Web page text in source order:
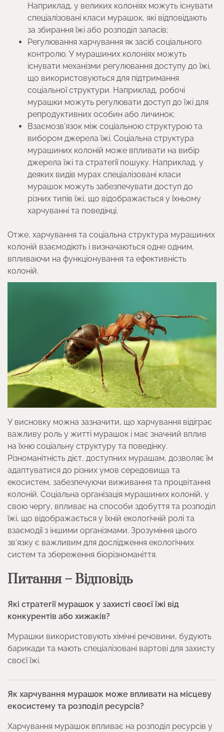
Наприклад, у великих колоніях можуть існувати
спеціалізовані класи мурашок, які відповідають
за збирання їжі або розподіл запасів;
Регулювання харчування як засіб соціального
контролю. У мурашиних колоніях можуть
існувати механізми регулювання доступу до їжі,
що використовуються для підтримання
соціальної структури. Наприклад, робочі
мурашки можуть регулювати доступ до їжі для
репродуктивних особин або личинок;
Взаємозв’язок між соціальною структурою та
вибором джерела їжі. Соціальна структура
мурашиних колоній може впливати на вибір
джерела їжі та стратегії пошуку. Наприклад, у
деяких видів мурах спеціалізовані класи
мурашок можуть забезпечувати доступ до
різних типів їжі, що відображається у їхньому
харчуванні та поведінці.
Отже, харчування та соціальна структура мурашиних
колоній взаємодіють і визначаються одне одним,
впливаючи на функціонування та ефективність
колоній.
У висновку можна зазначити, що харчування відіграє
важливу роль у житті мурашок і має значний вплив
на їхню соціальну структуру та поведінку.
Різноманітність дієт, доступних мурашам, дозволяє їм
адаптуватися до різних умов середовища та
екосистем, забезпечуючи виживання та процвітання
колоній. Соціальна організація мурашиних колоній, у
свою чергу, впливає на способи здобуття та розподіл
їжі, що відображається у їхній екологічній ролі та
взаємодії з іншими організмами. Зрозуміння цього
зв’язку є важливим для дослідження екологічних
систем та збереження біорізноманіття.
Питання – Відповідь
Які стратегії мурашок у захисті своєї їжі від
конкурентів або хижаків?
Мурашки використовують хімічні речовини, будують
барикади та мають спеціалізовані вартові для захисту
своєї їжі.
Як харчування мурашок може впливати на місцеву
екосистему та розподіл ресурсів?
Харчування мурашок впливає на розподіл ресурсів у